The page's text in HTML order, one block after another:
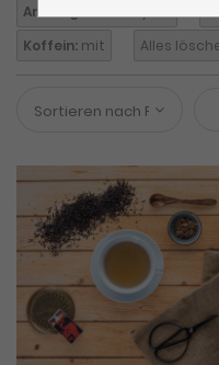
Anbaugebiet:
Koffein: mit Alles